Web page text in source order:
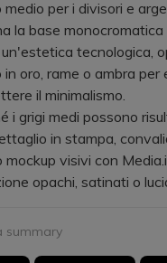
medio per i divisori e
base monocromatica
tecnologica,
oro, rame o ambra
il minimalismo.
medi possono
in stampa,
mockup visivi con
opachi, satinati o
summary